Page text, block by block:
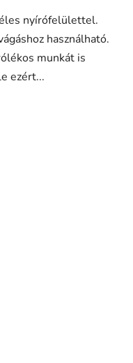
nyírófelülettel.
használható.
munkát is
ezért...